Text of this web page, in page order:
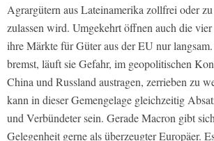
Agrargütern aus Lateinamerika zollfrei oder
zulassen wird. Umgekehrt öffnen auch die vier
ihre Märkte für Güter aus der EU nur
bremst, läuft sie Gefahr, im geopolitischen
China und Russland austragen, zerrieben zu
kann in dieser Gemengelage gleichzeitig
und Verbündeter sein. Gerade Macron gibt
Gelegenheit gerne als überzeugter Europäer.